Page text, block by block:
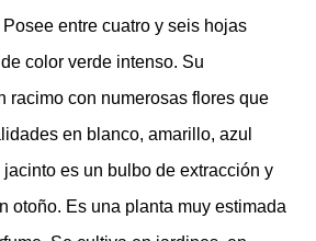
entre cuatro y seis hojas
color verde intenso. Su
racimo con numerosas flores que
en blanco, amarillo, azul
es un bulbo de extracción y
otoño. Es una planta muy estimada